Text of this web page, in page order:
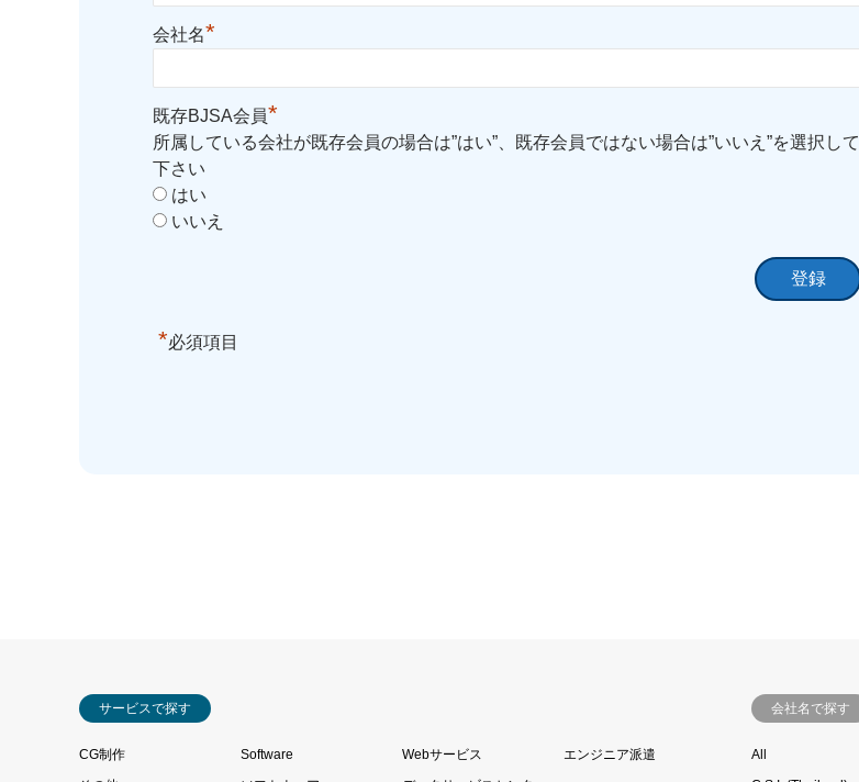
会社名*
既存BJSA会員*
所属している会社が既存会員の場合は”はい”、既存会員ではない場合は”いいえ”を選択して
下さい
はい
いいえ
*必須項目
サービスで探す
CG制作 Software Webサービス
エンジニア派遣
会社名で探す
All